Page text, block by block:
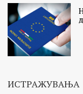
ИСТРАЖУВАЊА